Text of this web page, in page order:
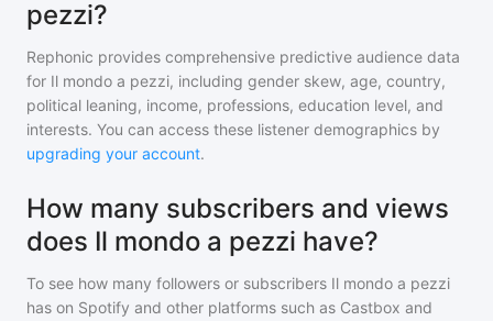
pezzi?
Rephonic provides comprehensive predictive audience data
for Il mondo a pezzi, including gender skew, age, country,
political leaning, income, professions, education level, and
interests. You can access these listener demographics by
upgrading your account.
How many subscribers and views
does Il mondo a pezzi have?
To see how many followers or subscribers Il mondo a pezzi
has on Spotify and other platforms such as Castbox and